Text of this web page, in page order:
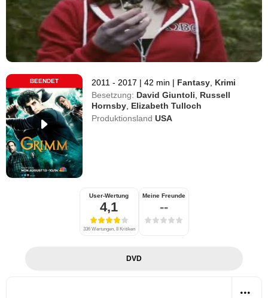
BEENDET 2011 - 2017 | 42 min | Fantasy Krimi
Besetzung: David Giuntoli
Russell
Hornsby Elizabeth Tulloch
Produktionsland USA
User-Wertung
4,1
336 Wertungen, 8 Kritiken
Meine Freunde
--
DVD